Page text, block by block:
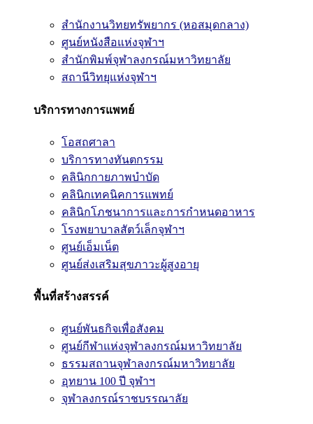
สำนักงานวิทยทรัพยากร (หอสมุดกลาง)
ศูนย์หนังสือแห่งจุฬาฯ
สำนักพิมพ์จุฬาลงกรณ์มหาวิทยาลัย
สถานีวิทยุแห่งจุฬาฯ
บริการทางการแพทย์
โอสถศาลา
บริการทางทันตกรรม
คลินิกกายภาพบำบัด
คลินิกเทคนิคการแพทย์
คลินิกโภชนาการและการกำหนดอาหาร
โรงพยาบาลสัตว์เล็กจุฬาฯ
ศูนย์เอ็มเน็ต
ศูนย์ส่งเสริมสุขภาวะผู้สูงอายุ
พื้นที่สร้างสรรค์
ศูนย์พันธกิจเพื่อสังคม
ศูนย์กีฬาแห่งจุฬาลงกรณ์มหาวิทยาลัย
ธรรมสถานจุฬาลงกรณ์มหาวิทยาลัย
อุทยาน 100 ปี จุฬาฯ
จุฬาลงกรณ์ราชบรรณาลัย